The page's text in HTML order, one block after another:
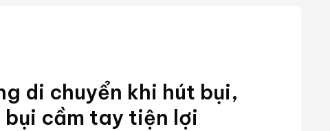
di chuyển khi hút bụi,
cầm tay tiện lợi